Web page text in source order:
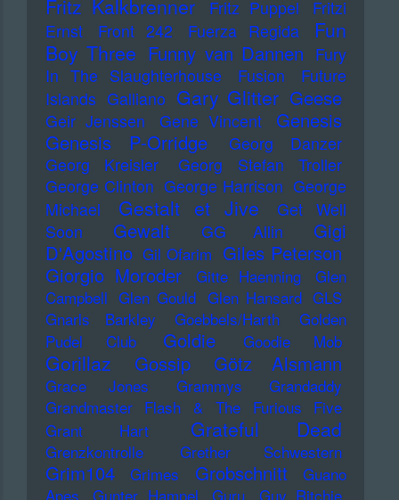
Fritz Kalkbrenner Fritz Puppel
Fritzi
Ernst
Front 242 Fuerza Regida
Fun
Boy Three Funny van Dannen Fury
In The Slaughterhouse
Fusion
Future
Islands Galliano Gary Glitter Geese
Geir Jenssen Gene Vincent
Genesis
Genesis P-Orridge
Georg Danzer
Georg Kreisler
Georg Stefan Troller
George Clinton George Harrison George
Michael
Gestalt et Jive
Get Well
Soon
Gewalt GG Allin
Gigi
D'Agostino Gil Ofarim Giles Peterson
Giorgio Moroder
Gitte Haenning
Glen
Campbell Glen Gould Glen Hansard GLS
Gnarls Barkley
Goebbels/Harth
Golden
Pudel Club
Goldie Goodie Mob
Gorillaz Gossip Götz Alsmann
Grace Jones Grammys
Grandaddy
Grandmaster Flash & The Furious Five
Grant Hart
Grateful Dead
Grenzkontrolle Grether Schwestern
Grim104 Grimes Grobschnitt
Guano
Apes
Gunter Hampel Guru
Guy Ritchie